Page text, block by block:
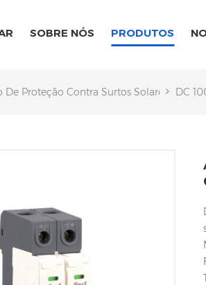
SOBRE NÓS PRODUTOS
De Proteção Contra Surtos Solares DC